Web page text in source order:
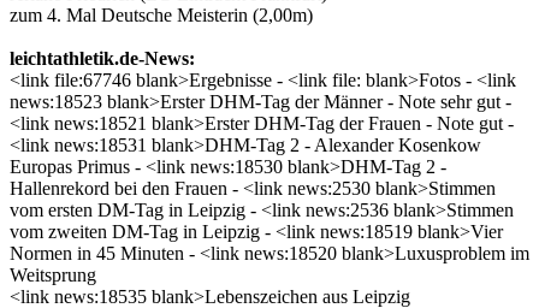
zum 4. Mal Deutsche Meisterin (2,00m)
leichtathletik.de-News:
<link file:67746 blank>Ergebnisse - <link file: blank>Fotos - <link
news:18523 blank>Erster DHM-Tag der Männer - Note sehr gut -
<link news:18521 blank>Erster DHM-Tag der Frauen - Note gut -
<link news:18531 blank>DHM-Tag 2 - Alexander Kosenkow
Europas Primus - <link news:18530 blank>DHM-Tag 2 -
Hallenrekord bei den Frauen - <link news:2530 blank>Stimmen
vom ersten DM-Tag in Leipzig - <link news:2536 blank>Stimmen
vom zweiten DM-Tag in Leipzig - <link news:18519 blank>Vier
Normen in 45 Minuten - <link news:18520 blank>Luxusproblem im
Weitsprung
<link news:18535 blank>Lebenszeichen aus Leipzig